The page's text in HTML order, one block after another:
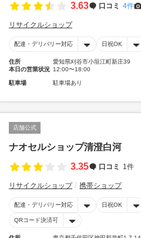
3.63 口コミ 4件
リサイクルショップ
配達・デリバリー対応 日祝OK
住所
愛知県刈谷市小垣江町新庄39
本日の営業状況 12:00〜18:00
駐車場 駐車場あり
店舗公式
ナオセルショップ清澄白河
3.35
口コミ 1件
リサイクルショップ 携帯ショップ
配達・デリバリー対応 日祝OK
QRコード決済可